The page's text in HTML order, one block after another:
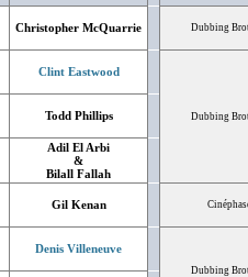
Christopher McQuarrie Dubbing
Clint Eastwood
Dubbing
Todd Phillips
Adil El Arbi
&
Bilall Fallah
Gil Kenan
Denis Villeneuve
Dubbing